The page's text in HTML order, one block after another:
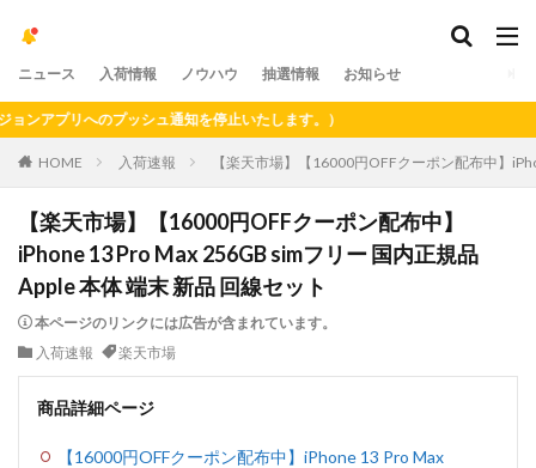
ニュース 入荷情報 ノウハウ 抽選情報 お知らせ
リへのプッシュ通知を停止いたします。）
HOME 入荷速報 【楽天市場】【16000円OFFクーポン配布中】
【楽天市場】【16000円OFFクーポン配布中】
iPhone 13 Pro Max 256GB simフリー 国内正規品
Apple 本体 端末 新品 回線セット
本ページのリンクには広告が含まれています。
入荷速報
楽天市場
商品詳細ページ
【16000円OFFクーポン配布中】iPhone 13 Pro Max